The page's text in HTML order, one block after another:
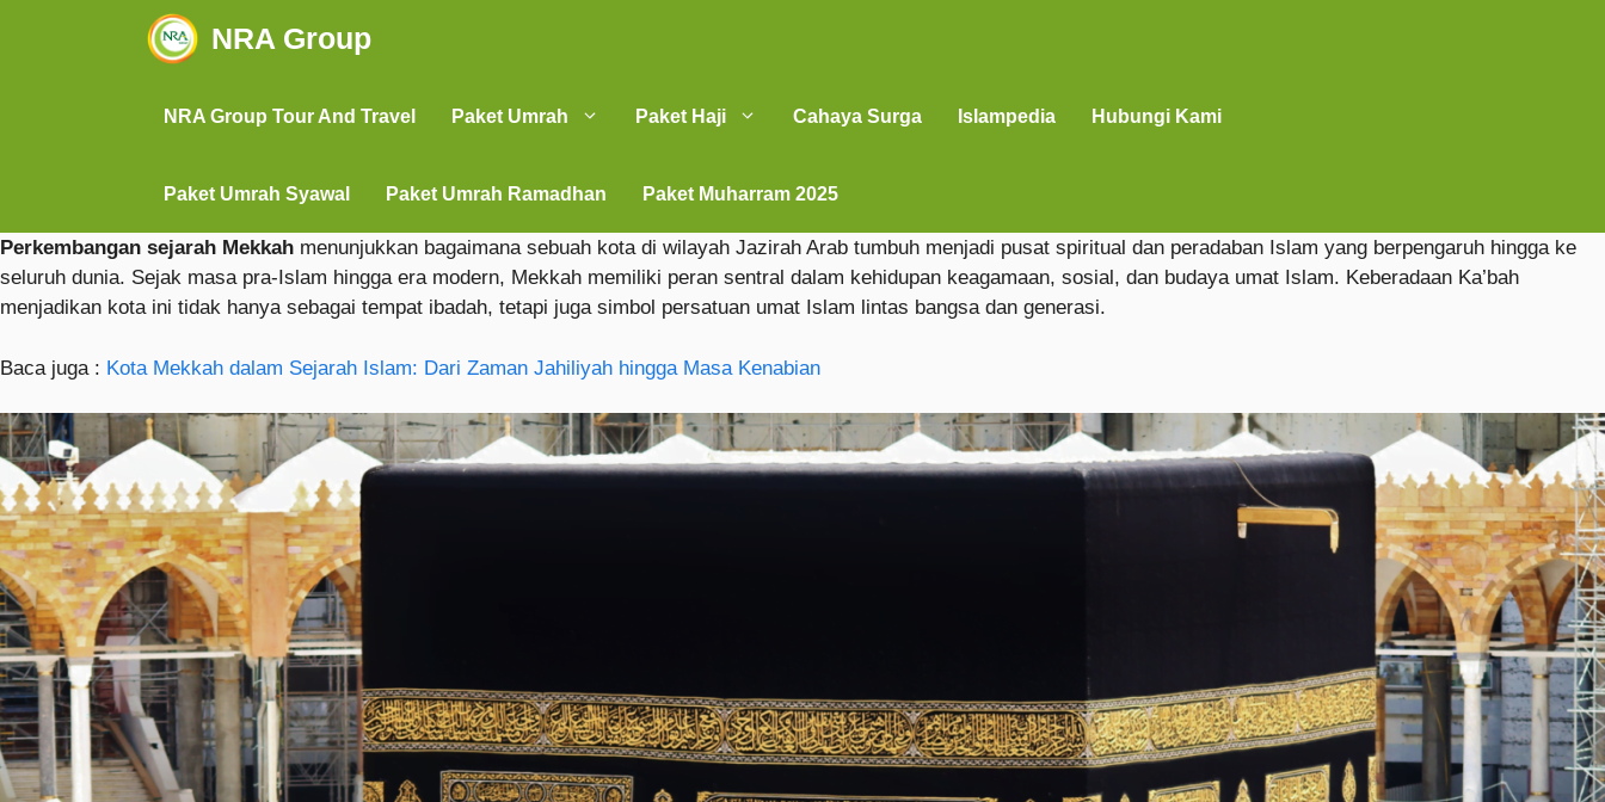
NRA Group
NRA Group Tour And Travel Paket Umrah Paket Haji Cahaya Surga Islampedia Hubungi Kami
Paket Umrah Syawal Paket Umrah Ramadhan Paket Muharram 2025
Perkembangan sejarah Mekkah menunjukkan bagaimana sebuah kota di wilayah Jazirah Arab tumbuh menjadi pusat spiritual dan peradaban Islam yang berpengaruh hingga ke
seluruh dunia. Sejak masa pra-Islam hingga era modern, Mekkah memiliki peran sentral dalam kehidupan keagamaan, sosial, dan budaya umat Islam. Keberadaan Ka’bah
menjadikan kota ini tidak hanya sebagai tempat ibadah, tetapi juga simbol persatuan umat Islam lintas bangsa dan generasi.
Baca juga : Kota Mekkah dalam Sejarah Islam: Dari Zaman Jahiliyah hingga Masa Kenabian